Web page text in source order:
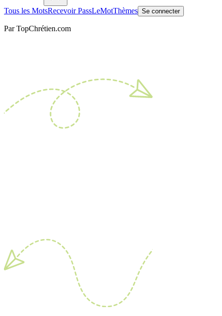
Tous les MotsRecevoir PassLeMotThèmes Se connecter
Par TopChrétien.com